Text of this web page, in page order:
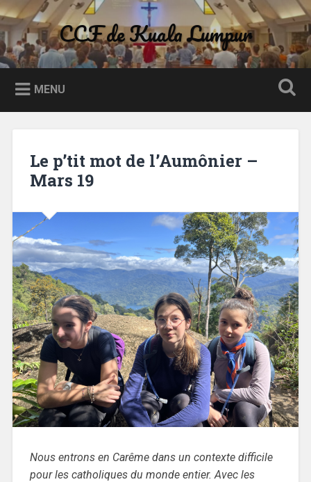
Skip
to
content
Search CCF de Kuala Lumpur
MENU
Le p’tit mot de l’Aumônier –
Mars 19
Nous entrons en Carême dans un contexte difficile
pour les catholiques du monde entier. Avec les